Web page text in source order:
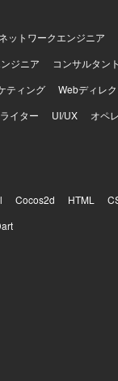
ネットワークエンジニア
ジニア コンサルタント
ティング Webディレ
ライター UI/UX オペ
Cocos2d HTML